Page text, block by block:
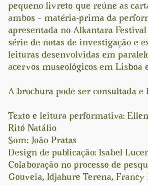
pequeno livreto que reúne as
ambos – matéria-prima da
apresentada no Alkantara
série de notas de investigação e
leituras desenvolvidas em
acervos museológicos em Lisboa
A brochura pode ser consultada e
Texto e leitura performativa:
Ritó Natálio
Som: João Pratas
Design de publicação: Isabel
Colaboração no processo de
Gouveia, Idjahure Terena, Francy